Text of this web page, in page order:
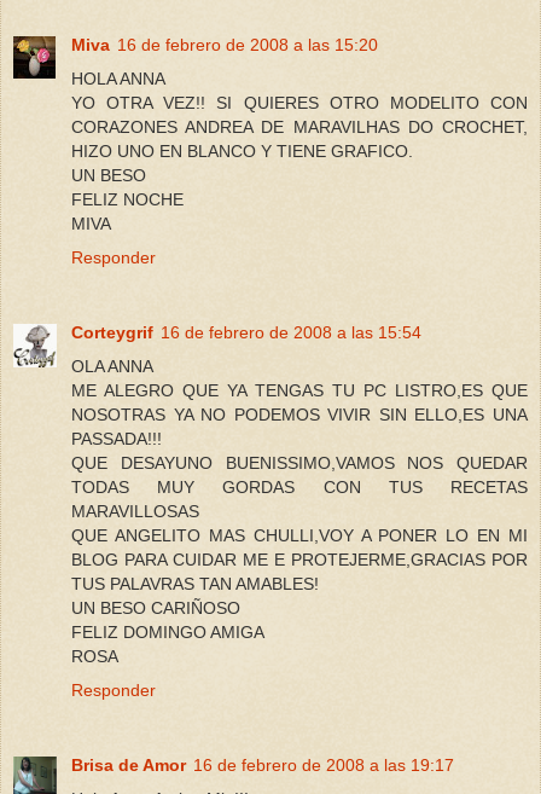
Miva 16 de febrero de 2008 a las 15:20
HOLA ANNA
YO OTRA VEZ!! SI QUIERES OTRO MODELITO CON
CORAZONES ANDREA DE MARAVILHAS DO CROCHET,
HIZO UNO EN BLANCO Y TIENE GRAFICO.
UN BESO
FELIZ NOCHE
MIVA
Responder
Corteygrif 16 de febrero de 2008 a las 15:54
OLA ANNA
ME ALEGRO QUE YA TENGAS TU PC LISTRO,ES QUE
NOSOTRAS YA NO PODEMOS VIVIR SIN ELLO,ES UNA
PASSADA!!!
QUE DESAYUNO BUENISSIMO,VAMOS NOS QUEDAR
TODAS MUY GORDAS CON TUS RECETAS
MARAVILLOSAS
QUE ANGELITO MAS CHULLI,VOY A PONER LO EN MI
BLOG PARA CUIDAR ME E PROTEJERME,GRACIAS POR
TUS PALAVRAS TAN AMABLES!
UN BESO CARIÑOSO
FELIZ DOMINGO AMIGA
ROSA
Responder
Brisa de Amor 16 de febrero de 2008 a las 19:17